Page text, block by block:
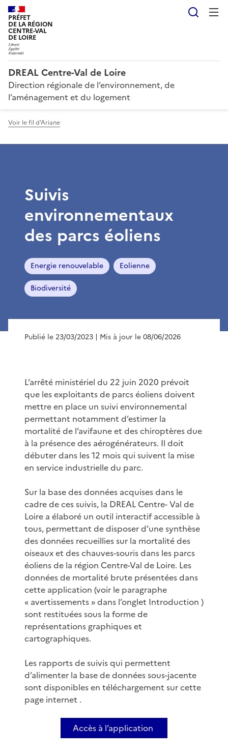
PRÉFET
DE LA RÉGION
CENTRE-VAL
DE LOIRE
DREAL Centre-Val de Loire
Direction régionale de l’environnement, de
l’aménagement et du logement
Voir le fil d'Ariane
Suivis
environnementaux
des parcs éoliens
Energie renouvelable Eolienne
Biodiversité
Publié le 23/03/2023 | Mis à jour le 08/06/2026
L’arrêté ministériel du 22 juin 2020 prévoit
que les exploitants de parcs éoliens doivent
mettre en place un suivi environnemental
permettant notamment d’estimer la
mortalité de l’avifaune et des chiroptères due
à la présence des aérogénérateurs. Il doit
débuter dans les 12 mois qui suivent la mise
en service industrielle du parc.
Sur la base des données acquises dans le
cadre de ces suivis, la DREAL Centre- Val de
Loire a élaboré un outil interactif accessible à
tous, permettant de disposer d’une synthèse
des données recueillies sur la mortalité des
oiseaux et des chauves-souris dans les parcs
éoliens de la région Centre-Val de Loire. Les
données de mortalité brute présentées dans
cette application (voir le paragraphe
« avertissements » dans l’onglet Introduction )
sont restituées sous la forme de
représentations graphiques et
cartographiques.
Les rapports de suivis qui permettent
d’alimenter la base de données sous-jacente
sont disponibles en téléchargement sur cette
page internet .
Accès à l’application